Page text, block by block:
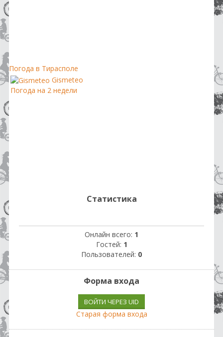
Погода в Тирасполе
Gismeteo
Погода на 2 недели
Статистика
Онлайн всего: 1
Гостей: 1
Пользователей: 0
Форма входа
ВОЙТИ ЧЕРЕЗ UID
Старая форма входа